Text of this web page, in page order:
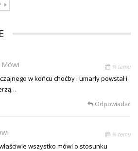
Mówi % temu
w końcu choćby i umarły powstał i
Odpowiadać
% temu
wszystko mówi o stosunku